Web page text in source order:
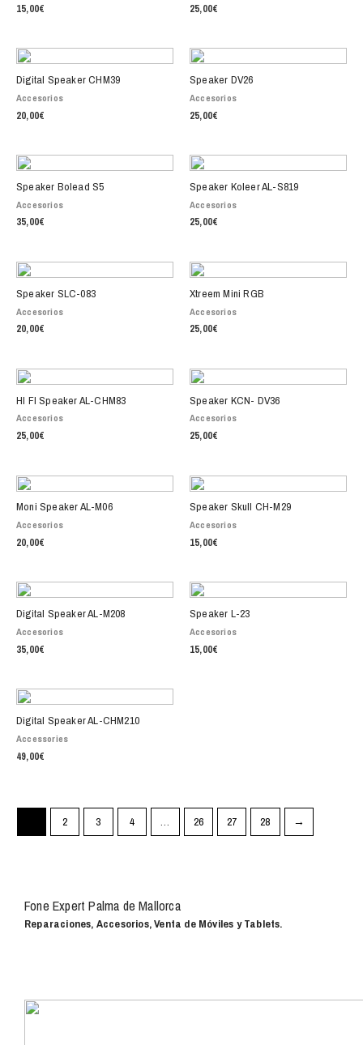
15,00€ 25,00€
Digital Speaker CHM39
Accesorios
20,00€
Speaker DV26
Accesorios
25,00€
Speaker Bolead S5
Accesorios
35,00€
Speaker Koleer AL-S819
Accesorios
25,00€
Speaker SLC-083
Accesorios
20,00€
Xtreem Mini RGB
Accesorios
25,00€
HI FI Speaker AL-CHM83
Accesorios
25,00€
Speaker KCN- DV36
Accesorios
25,00€
Moni Speaker AL-M06
Accesorios
20,00€
Speaker Skull CH-M29
Accesorios
15,00€
Digital Speaker AL-M208
Accesorios
35,00€
Speaker L-23
Accesorios
15,00€
Digital Speaker AL-CHM210
Accessories
49,00€
2 3 4 … 26 27 28 →
Fone Expert Palma de Mallorca
Reparaciones, Accesorios, Venta de Móviles y Tablets.